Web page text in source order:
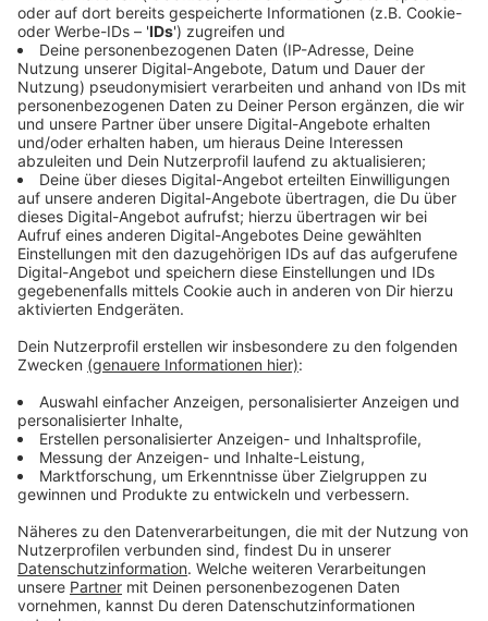
Das Rezept: "Paillard vom Hirschkalb"
Anzeige
Zutaten für den Paillard:
400 g Hirschkalbsrücken, Küchenfertig
Salz, Pfeffer
Olivenöl
Zutaten für die Pilze:
300 g Steinpilze
2 Schalotten
20 g Butter
fein geschnittener Schnittlauch
Zutaten für den Rotkohl:
Salz, Pfeffer, Zucker
Balsamico Essig
Olivenöl